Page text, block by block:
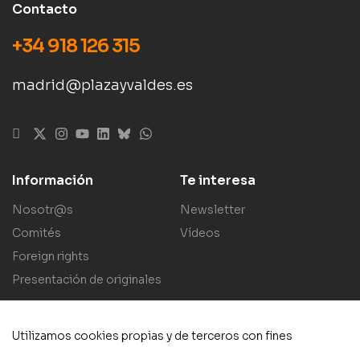
Contacto
+34 918 126 315
madrid@plazayvaldes.es
Información
Nosotr@s
Comités
Foreign rights
Presentación de originales
Te interesa
Newsletter
Vídeos
Utilizamos cookies propias y de terceros con fines